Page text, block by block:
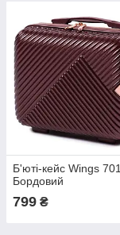
Б'юті-кейс Wings 701
Бордовий
799 ₴